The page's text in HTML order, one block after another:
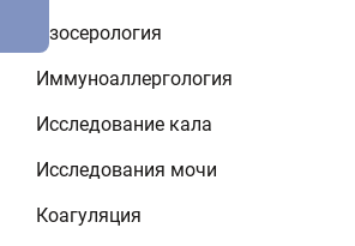
Изосерология
Иммуноаллергология
Исследование кала
Исследования мочи
Коагуляция